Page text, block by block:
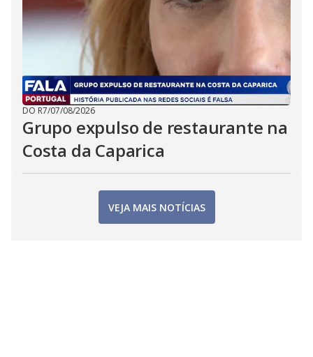
DO R7/07/08/2026
Grupo expulso de restaurante na
Costa da Caparica
VEJA MAIS NOTÍCIAS